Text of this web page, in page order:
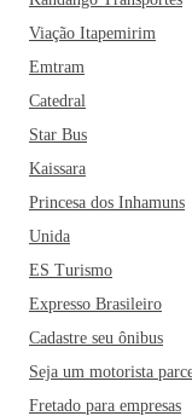
Viação Itapemirim
Emtram
Catedral
Star Bus
Kaissara
Princesa dos Inhamuns
Unida
ES Turismo
Expresso Brasileiro
Cadastre seu ônibus
Seja um motorista
Fretado para empresas